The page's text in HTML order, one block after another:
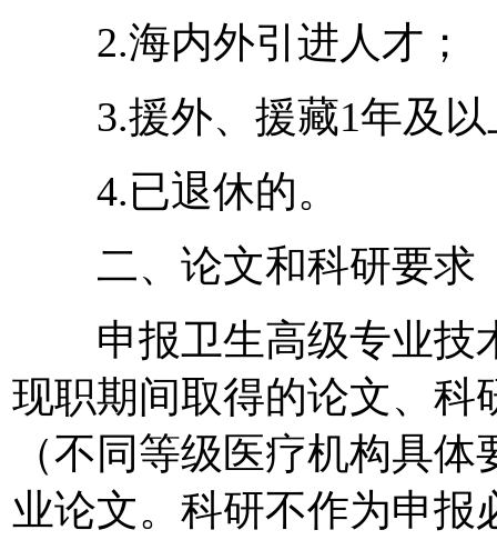
2.海内外引进人才；
3.援外、援藏1年及以
4.已退休的。
二、论文和科研要求
申报卫生高级专业技
现职期间取得的论文、科
（不同等级医疗机构具
业论文。科研不作为申报